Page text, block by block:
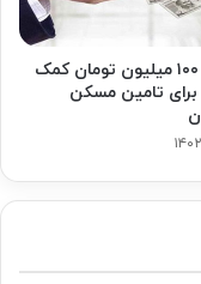
پرداخت ۱۰۰ میلیون تومان کمک
تامین مسکن
۲۲